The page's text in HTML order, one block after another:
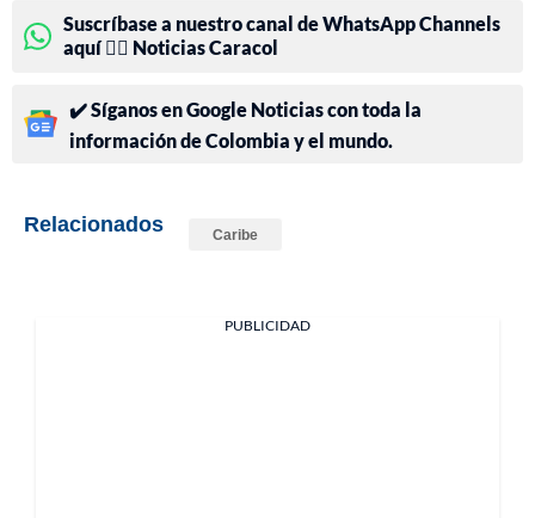
Suscríbase a nuestro canal de WhatsApp Channels
aquí 👉🏻 Noticias Caracol
✔️ Síganos en Google Noticias con toda la
información de Colombia y el mundo.
Relacionados Caribe
PUBLICIDAD